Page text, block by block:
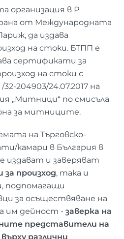
организация в Р
от Международната
да издава
на стоки. БТПП е
сертификати за
на стоки с
204903/24.07.2017 на
„Митници“ по смисъла
за митниците.
на Търговско-
камари в България в
издават и заверяват
произход, така и
подпомагащи
за осъществяване на
им дейност - заверка на
представители на
различни